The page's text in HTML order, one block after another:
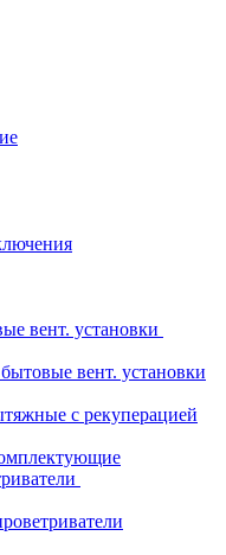
вент. установки
вент. установки
с рекуперацией